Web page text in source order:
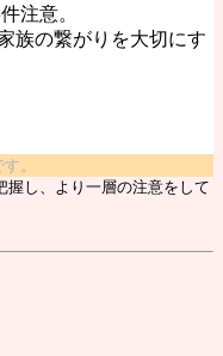
注意。
族の繋がりを大切にす
。
握し、より一層の注意をして